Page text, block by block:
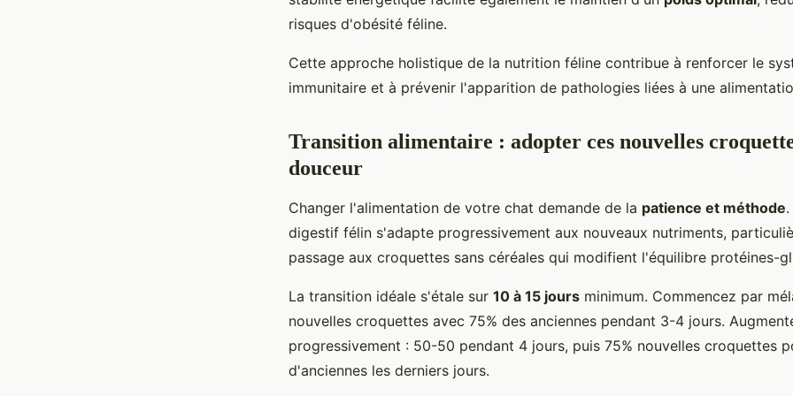
risques d'obésité féline.
Cette approche holistique de la nutrition féline contribue à renforcer le
immunitaire et à prévenir l'apparition de pathologies liées à une
Transition alimentaire : adopter ces nouvelles
douceur
Changer l'alimentation de votre chat demande de la patience et méthode
digestif félin s'adapte progressivement aux nouveaux nutriments,
passage aux croquettes sans céréales qui modifient l'équilibre protéines-
La transition idéale s'étale sur 10 à 15 jours minimum. Commencez par
nouvelles croquettes avec 75% des anciennes pendant 3-4 jours.
progressivement : 50-50 pendant 4 jours, puis 75% nouvelles croquettes
d'anciennes les derniers jours.